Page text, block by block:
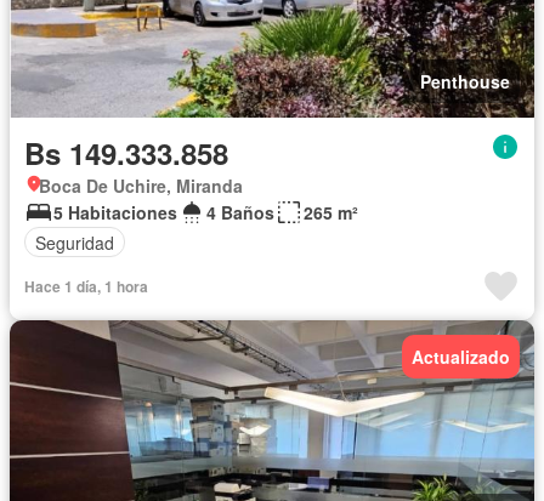
Penthouse
Bs 149.333.858
Boca De Uchire, Miranda
5 Habitaciones
4 Baños
265 m²
Seguridad
Hace 1 día, 1 hora
Actualizado